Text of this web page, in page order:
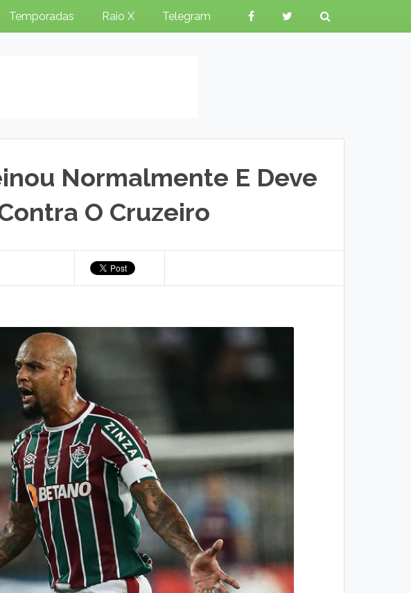
Temporadas Raio X Telegram
Normalmente E Deve
O Cruzeiro